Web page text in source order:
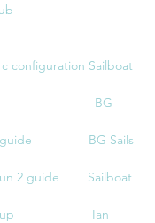
configuration Sailboat
BG
BG Sails
2 guide        Sailboat
Ian